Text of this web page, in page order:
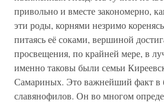
привольно и вместе закономерно,
эти роды, корнями незримо
питаясь её соками, вершиной
просвещения, по крайней мере, в
именно таковы были семьи
Самариных. Это важнейший факт в
славянофилов. Он во многом